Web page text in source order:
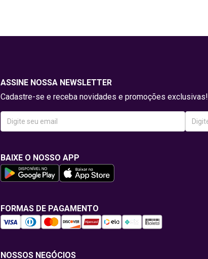
ASSINE NOSSA NEWSLETTER
Cadastre-se e receba novidades e promoções exclusivas!
BAIXE O NOSSO APP
FORMAS DE PAGAMENTO
NOSSOS NEGÓCIOS